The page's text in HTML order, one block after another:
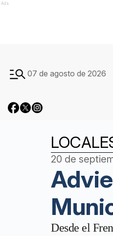
Ads
07 de agosto de 2026
20 de
Desde el